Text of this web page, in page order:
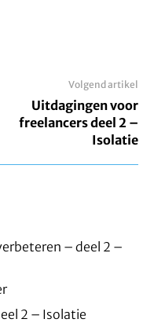
Volgend artikel
Uitdagingen voor
freelancers deel 2 –
Isolatie
– deel 2 –
2 – Isolatie